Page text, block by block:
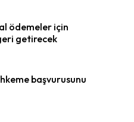
ödemeler için
getirecek
başvurusunu